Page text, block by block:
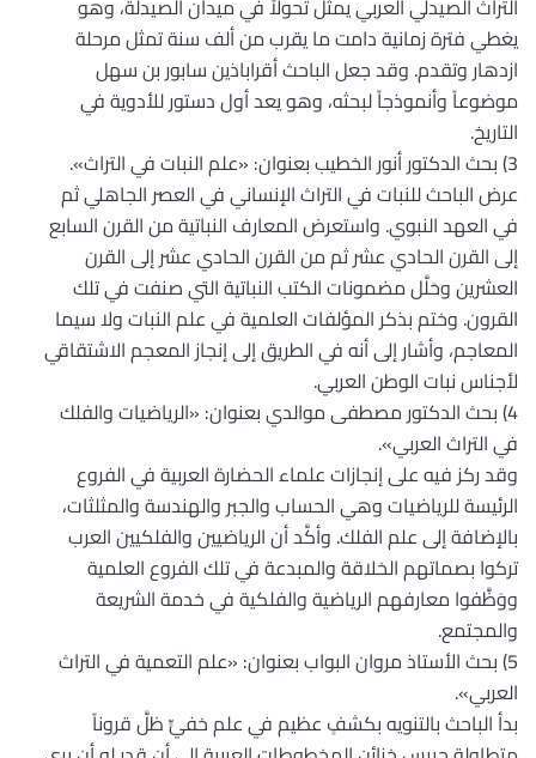
التراث الصيدلي العربي يمثل تحولاً في ميدان الصيدلة، وهو
يغطي فترة زمانية دامت ما يقرب من ألف سنة تمثل مرحلة
ازدهار وتقدم. وقد جعل الباحث أقراباذين سابور بن سهل
موضوعاً وأنموذجاً لبحثه، وهو يعد أول دستور للأدوية في
التاريخ.
3) بحث الدكتور أنور الخطيب بعنوان: «علم النبات في التراث».
عرض الباحث للنبات في التراث الإنساني في العصر الجاهلي ثم
في العهد النبوي. واستعرض المعارف النباتية من القرن السابع
إلى القرن الحادي عشر ثم من القرن الحادي عشر إلى القرن
العشرين وحَلَّل مضمونات الكتب النباتية التي صنفت في تلك
القرون. وختم بذكر المؤلفات العلمية في علم النبات ولا سيما
المعاجم، وأشار إلى أنه في الطريق إلى إنجاز المعجم الاشتقاقي
لأجناس نبات الوطن العربي.
4) بحث الدكتور مصطفى موالدي بعنوان: «الرياضيات والفلك
في التراث العربي».
وقد ركز فيه على إنجازات علماء الحضارة العربية في الفروع
الرئيسة للرياضيات وهي الحساب والجبر والهندسة والمثلثات،
بالإضافة إلى علم الفلك. وأكَّد أن الرياضيين والفلكيين العرب
تركوا بصماتهم الخلاقة والمبدعة في تلك الفروع العلمية
ووَظَّفوا معارفهم الرياضية والفلكية في خدمة الشريعة
والمجتمع.
5) بحث الأستاذ مروان البواب بعنوان: «علم التعمية في التراث
العربي».
بدأ الباحث بالتنويه بكشفٍ عظيم في علم خفيٍّ ظلَّ قروناً